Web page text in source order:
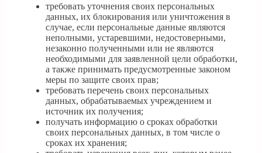
требовать уточнения своих персональных
данных, их блокирования или уничтожения в
случае, если персональные данные являются
неполными, устаревшими, недостоверными,
незаконно полученными или не являются
необходимыми для заявленной цели обработки,
а также принимать предусмотренные законом
меры по защите своих прав;
требовать перечень своих персональных
данных, обрабатываемых учреждением и
источник их получения;
получать информацию о сроках обработки
своих персональных данных, в том числе о
сроках их хранения;